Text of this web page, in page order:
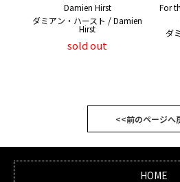
Damien Hirst
ダミアン・ハースト / Damien
Hirst
sold out
For
ダ
<<前のページへ
HOME